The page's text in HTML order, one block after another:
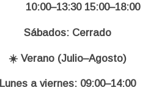
10:00–13:30 15:00–18:00
Sábados: Cerrado
☀️ Verano (Julio–Agosto)
Lunes a viernes: 09:00–14:00